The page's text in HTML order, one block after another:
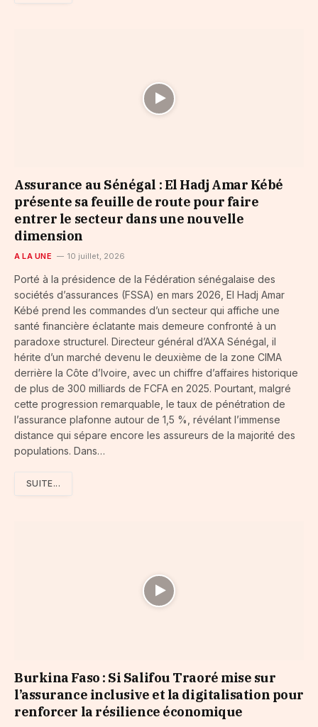
Assurance au Sénégal : El Hadj Amar Kébé
présente sa feuille de route pour faire
entrer le secteur dans une nouvelle
dimension
A LA UNE 10 juillet, 2026
Porté à la présidence de la Fédération sénégalaise des
sociétés d’assurances (FSSA) en mars 2026, El Hadj Amar
Kébé prend les commandes d’un secteur qui affiche une
santé financière éclatante mais demeure confronté à un
paradoxe structurel. Directeur général d’AXA Sénégal, il
hérite d’un marché devenu le deuxième de la zone CIMA
derrière la Côte d’Ivoire, avec un chiffre d’affaires historique
de plus de 300 milliards de FCFA en 2025. Pourtant, malgré
cette progression remarquable, le taux de pénétration de
l’assurance plafonne autour de 1,5 %, révélant l’immense
distance qui sépare encore les assureurs de la majorité des
populations. Dans…
SUITE...
Burkina Faso : Si Salifou Traoré mise sur
l’assurance inclusive et la digitalisation pour
renforcer la résilience économique